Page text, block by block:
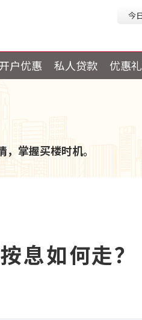
今
户优惠 私人贷款 优惠
掌握买楼时机。
息如何走？